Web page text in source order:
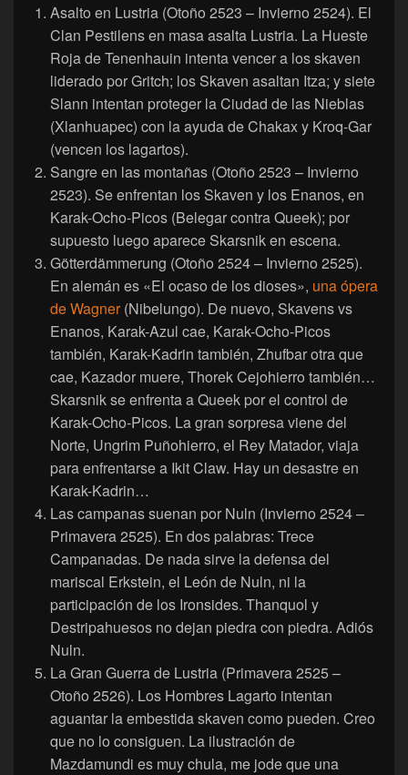
Asalto en Lustria (Otoño 2523 – Invierno 2524). El
Clan Pestilens en masa asalta Lustria. La Hueste
Roja de Tenenhauin intenta vencer a los skaven
liderado por Gritch; los Skaven asaltan Itza; y siete
Slann intentan proteger la Ciudad de las Nieblas
(Xlanhuapec) con la ayuda de Chakax y Kroq-Gar
(vencen los lagartos).
Sangre en las montañas (Otoño 2523 – Invierno
2523). Se enfrentan los Skaven y los Enanos, en
Karak-Ocho-Picos (Belegar contra Queek); por
supuesto luego aparece Skarsnik en escena.
Götterdämmerung (Otoño 2524 – Invierno 2525).
En alemán es «El ocaso de los dioses», una ópera
de Wagner(Nibelungo). De nuevo, Skavens vs
Enanos, Karak-Azul cae, Karak-Ocho-Picos
también, Karak-Kadrin también, Zhufbar otra que
cae, Kazador muere, Thorek Cejohierro también…
Skarsnik se enfrenta a Queek por el control de
Karak-Ocho-Picos. La gran sorpresa viene del
Norte, Ungrim Puñohierro, el Rey Matador, viaja
para enfrentarse a Ikit Claw. Hay un desastre en
Karak-Kadrin…
Las campanas suenan por Nuln (Invierno 2524 –
Primavera 2525). En dos palabras: Trece
Campanadas. De nada sirve la defensa del
mariscal Erkstein, el León de Nuln, ni la
participación de los Ironsides. Thanquol y
Destripahuesos no dejan piedra con piedra. Adiós
Nuln.
La Gran Guerra de Lustria (Primavera 2525 –
Otoño 2526). Los Hombres Lagarto intentan
aguantar la embestida skaven como pueden. Creo
que no lo consiguen. La ilustración de
Mazdamundi es muy chula, me jode que una